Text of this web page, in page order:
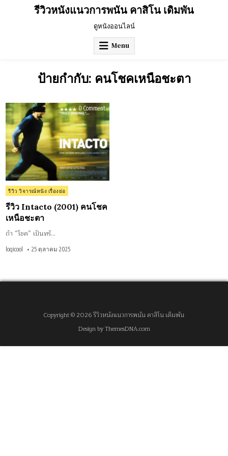
รีวิวหนังแนวการพนัน คาสิโน เดิมพัน
ดูหนังออนไลน์
Menu
ป้ายกำกับ: คนโชคเหนือชะตา
0 Commenton
รีวิว
Intacto
(2001)
โชค
เหนือ
ชะตา
Posted
in
รีวิว วิจารณ์หนัง เรื่องย่อ
รีวิว Intacto (2001) คนโชค
เหนือชะตา
ถ้า “โชค” เป็นทรั…
logicool 25 ตุลาคม 2025
Copyright © 2026 รีวิวหนังแนวการพนัน คาสิโน เดิมพัน
Design by ThemesDNA.com